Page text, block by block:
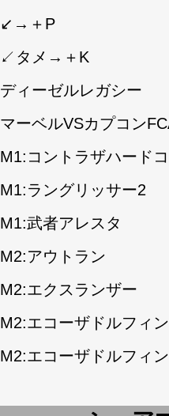
↙→＋P
↙タメ→＋K
ディーゼルレガシー
マーベルVSカプコン
M1:コントラザハード
M1:ラングリッサー2
M1:武者アレスタ
M2:アウトラン
M2:エクスランザー
M2:エコーザドルフィン
M2:エコーザドルフィ